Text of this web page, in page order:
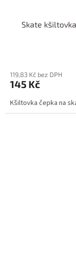
Skate
119,83 Kč bez DPH
145 Kč
Kšiltovka čepka na